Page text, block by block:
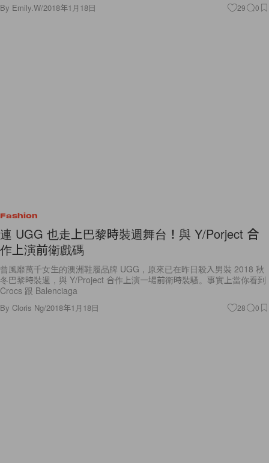
By Emily.W/2018年1月18日 29 0
Fashion
連 UGG 也走上巴黎時裝週舞台！與 Y/Porject 合
作上演前衛戲碼
曾風靡萬千女生的澳洲鞋履品牌 UGG，原來已在昨日殺入男裝 2018 秋
冬巴黎時裝週，與 Y/Project 合作上演一場前衛時裝騷。事實上當你看到
Crocs 跟 Balenciaga
By Cloris Ng/2018年1月18日 28 0